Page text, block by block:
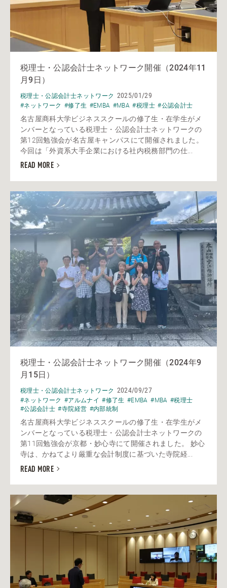
税理士・公認会計士ネットワーク開催（2024年11
月9日）
税理士・公認会計士ネットワーク 2025/01/29
#ネットワーク #修了生 #EMBA #MBA #税理士 #公認会計士
名古屋商科大学ビジネススクールの修了生・在学生がメ
ンバーとなっている税理士・公認会計士ネットワークの
第12回勉強会が名古屋キャンパスにて開催されました。
今回は「外資系大手企業における社内税務部門の仕...
READ MORE
税理士・公認会計士ネットワーク開催（2024年9
月15日）
税理士・公認会計士ネットワーク 2024/09/27
#ネットワーク #アルムナイ #修了生 #EMBA #MBA #税理士
#公認会計士 #寺院経営 #内部統制
名古屋商科大学ビジネススクールの修了生・在学生がメ
ンバーとなっている税理士・公認会計士ネットワークの
第11回勉強会が京都・妙心寺にて開催されました。 妙心
寺は、かねてより厳重な会計制度に基づいた寺院経...
READ MORE